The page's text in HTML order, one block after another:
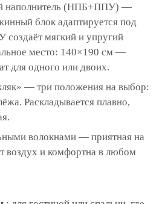
наполнитель (НПБ+ППУ) —
блок адаптируется под
создаёт мягкий и упругий
место: 140×190 см —
для одного или двоих.
— три положения на выбор:
Раскладывается плавно,
волокнами — приятная на
воздух и комфортна в любом